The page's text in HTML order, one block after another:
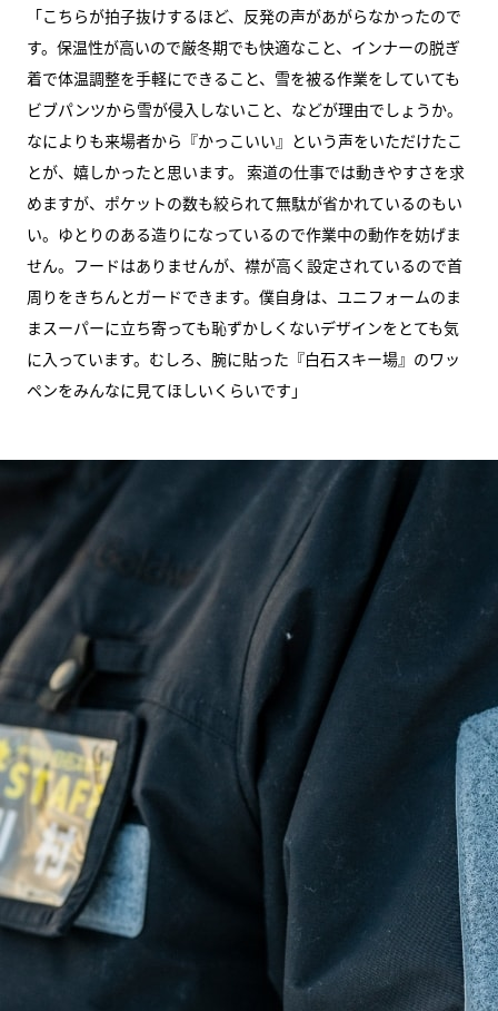
「こちらが拍子抜けするほど、反発の声があがらなかったので
す。保温性が高いので厳冬期でも快適なこと、インナーの脱ぎ
着で体温調整を手軽にできること、雪を被る作業をしていても
ビブパンツから雪が侵入しないこと、などが理由でしょうか。
なによりも来場者から『かっこいい』という声をいただけたこ
とが、嬉しかったと思います。 索道の仕事では動きやすさを求
めますが、ポケットの数も絞られて無駄が省かれているのもい
い。ゆとりのある造りになっているので作業中の動作を妨げま
せん。フードはありませんが、襟が高く設定されているので首
周りをきちんとガードできます。僕自身は、ユニフォームのま
まスーパーに立ち寄っても恥ずかしくないデザインをとても気
に入っています。むしろ、腕に貼った『白石スキー場』のワッ
ペンをみんなに見てほしいくらいです」